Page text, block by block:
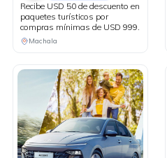
Recibe USD 50 de descuento en
paquetes turísticos por
compras mínimas de USD 999.
Machala